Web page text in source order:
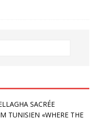
SACRÉE
TUNISIEN «WHERE THE